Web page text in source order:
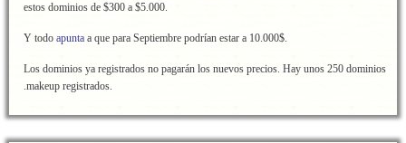
estos dominios de $300 a $5.000.
Y todo apunta a que para Septiembre podrían estar a 10.000$.
Los dominios ya registrados no pagarán los nuevos precios. Hay unos 250 dominios
.makeup registrados.